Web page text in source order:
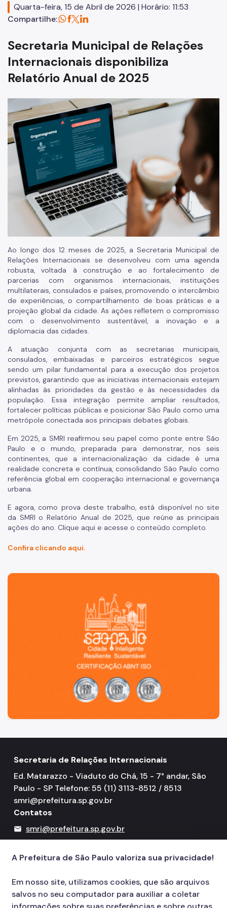
Quarta-feira, 15 de Abril de 2026 | Horário: 11:53
Compartilhe:
Secretaria Municipal de Relações
Internacionais disponibiliza
Relatório Anual de 2025
Ao longo dos 12 meses de 2025, a Secretaria Municipal de
Relações Internacionais se desenvolveu com uma agenda
robusta, voltada à construção e ao fortalecimento de
parcerias com organismos internacionais, instituições
multilaterais, consulados e países, promovendo o intercâmbio
de experiências, o compartilhamento de boas práticas e a
projeção global da cidade. As ações refletem o compromisso
com o desenvolvimento sustentável, a inovação e a
diplomacia das cidades.
A atuação conjunta com as secretarias municipais,
consulados, embaixadas e parceiros estratégicos segue
sendo um pilar fundamental para a execução dos projetos
previstos, garantindo que as iniciativas internacionais estejam
alinhadas às prioridades da gestão e às necessidades da
população. Essa integração permite ampliar resultados,
fortalecer políticas públicas e posicionar São Paulo como uma
metrópole conectada aos principais debates globais.
Em 2025, a SMRI reafirmou seu papel como ponte entre São
Paulo e o mundo, preparada para demonstrar, nos seis
continentes, que a internacionalização da cidade é uma
realidade concreta e contínua, consolidando São Paulo como
referência global em cooperação internacional e governança
urbana.
E agora, como prova deste trabalho, está disponível no site
da SMRI o Relatório Anual de 2025, que reúne as principais
ações do ano. Clique aqui e acesse o conteúdo completo.
Confira clicando aqui.
São Paulo, cidade inteligente, resiliente e sustentável
Secretaria de Relações Internacionais
Ed. Matarazzo - Viaduto do Chá, 15 - 7° andar, São
Paulo - SP Telefone: 55 (11) 3113-8512 / 8513
smri@prefeitura.sp.gov.br
Contatos
mail smri@prefeitura.sp.gov.br
156
A Prefeitura de São Paulo valoriza sua privacidade!
Em nosso site, utilizamos cookies, que são arquivos
salvos no seu computador para auxiliar a coletar